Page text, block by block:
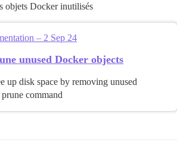
objets Docker inutilisés
– 2 Sep 24
unused Docker objects
up disk space by removing unused
command